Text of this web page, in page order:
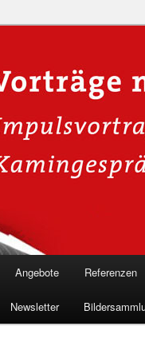
für
in die Welt der
& schützen Sie
Angebote Referenzen
Newsletter